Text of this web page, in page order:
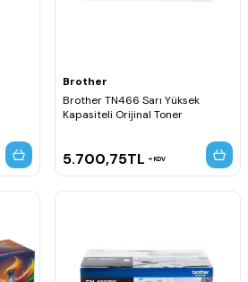
Brother
Brother TN466 Sarı Yüksek
Kapasiteli Orijinal Toner
5.700,75TL KDV